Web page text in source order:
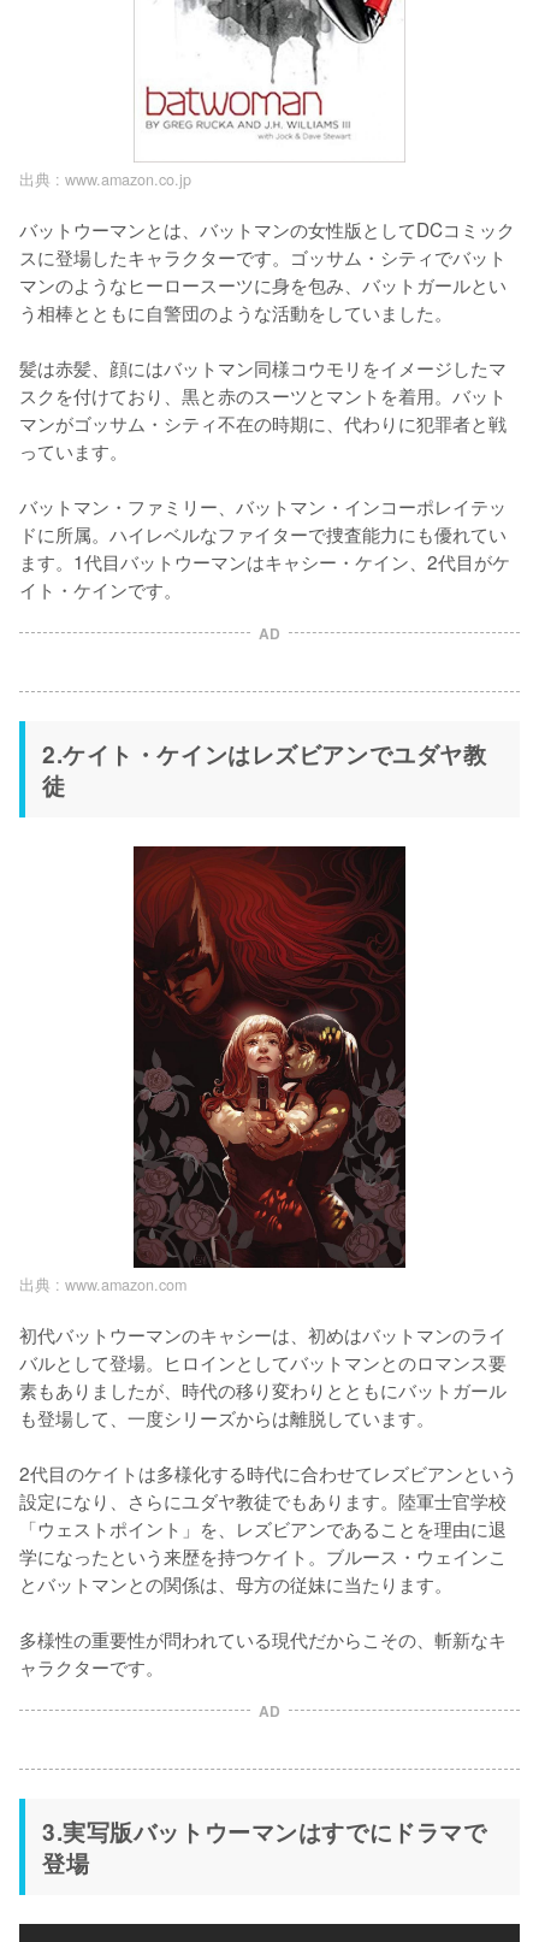
出典 : www.amazon.co.jp
バットウーマンとは、バットマンの女性版としてDCコミック
スに登場したキャラクターです。ゴッサム・シティでバット
マンのようなヒーロースーツに身を包み、バットガールとい
う相棒とともに自警団のような活動をしていました。
髪は赤髪、顔にはバットマン同様コウモリをイメージしたマ
スクを付けており、黒と赤のスーツとマントを着用。バット
マンがゴッサム・シティ不在の時期に、代わりに犯罪者と戦
っています。
バットマン・ファミリー、バットマン・インコーポレイテッ
ドに所属。ハイレベルなファイターで捜査能力にも優れてい
ます。1代目バットウーマンはキャシー・ケイン、2代目がケ
イト・ケインです。
AD
2.ケイト・ケインはレズビアンでユダヤ教
徒
出典 : www.amazon.com
初代バットウーマンのキャシーは、初めはバットマンのライ
バルとして登場。ヒロインとしてバットマンとのロマンス要
素もありましたが、時代の移り変わりとともにバットガール
も登場して、一度シリーズからは離脱しています。
2代目のケイトは多様化する時代に合わせてレズビアンという
設定になり、さらにユダヤ教徒でもあります。陸軍士官学校
「ウェストポイント」を、レズビアンであることを理由に退
学になったという来歴を持つケイト。ブルース・ウェインこ
とバットマンとの関係は、母方の従妹に当たります。
多様性の重要性が問われている現代だからこその、斬新なキ
ャラクターです。
AD
3.実写版バットウーマンはすでにドラマで
登場